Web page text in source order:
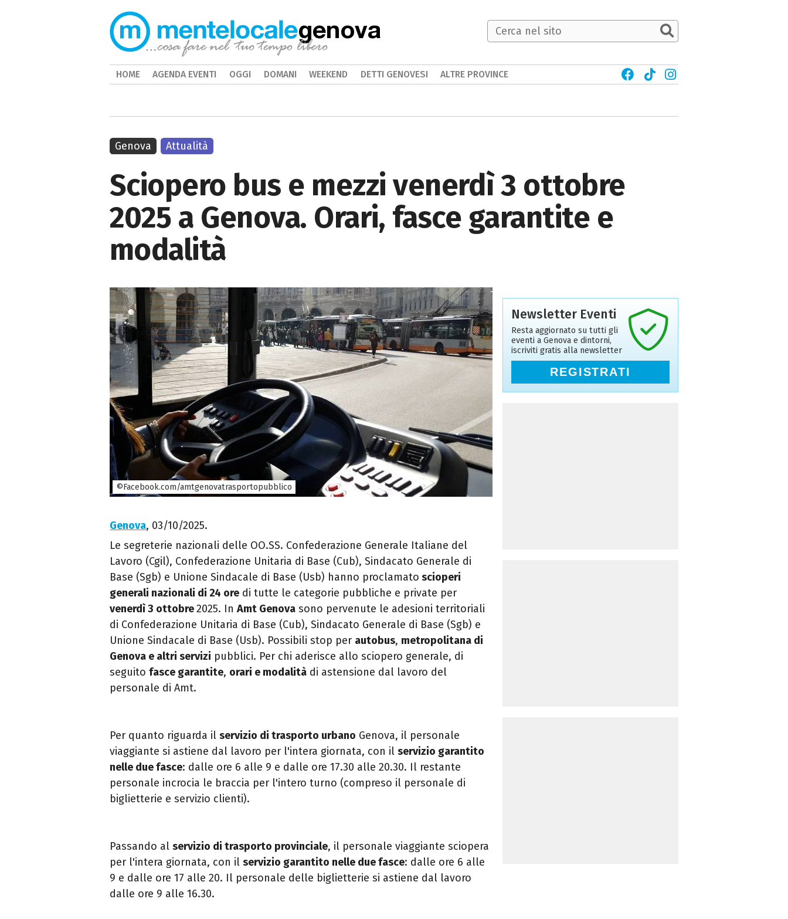
Sciopero bus e mezzi venerdì 3 ottobre
2025 a Genova. Orari, fasce garantite e
modalità
©Facebook.com/amtgenovatrasportopubblico
Genova, 03/10/2025.
Le segreterie nazionali delle OO.SS. Confederazione Generale Italiane del
Lavoro (Cgil), Confederazione Unitaria di Base (Cub), Sindacato Generale di
Base (Sgb) e Unione Sindacale di Base (Usb) hanno proclamato scioperi
generali nazionali di 24 ore di tutte le categorie pubbliche e private per
venerdì 3 ottobre2025. In Amt Genova sono pervenute le adesioni territoriali
di Confederazione Unitaria di Base (Cub), Sindacato Generale di Base (Sgb) e
Unione Sindacale di Base (Usb). Possibili stop per autobus, metropolitana di
Genova e altri servizi pubblici. Per chi aderisce allo sciopero generale, di
seguito fasce garantite, orari e modalità di astensione dal lavoro del
personale di Amt.
Per quanto riguarda il servizio di trasporto urbano Genova, il personale
viaggiante si astiene dal lavoro per l'intera giornata, con il servizio garantito
nelle due fasce: dalle ore 6 alle 9 e dalle ore 17.30 alle 20.30. Il restante
personale incrocia le braccia per l'intero turno (compreso il personale di
biglietterie e servizio clienti).
Passando al servizio di trasporto provinciale, il personale viaggiante sciopera
per l'intera giornata, con il servizio garantito nelle due fasce: dalle ore 6 alle
9 e dalle ore 17 alle 20. Il personale delle biglietterie si astiene dal lavoro
dalle ore 9 alle 16.30.
Genova Attualità
Newsletter Eventi
Resta aggiornato su tutti gli
eventi a Genova e dintorni,
iscriviti gratis alla newsletter
REGISTRATI
genova
HOME AGENDA EVENTI OGGI DOMANI WEEKEND DETTI GENOVESI ALTRE PROVINCE